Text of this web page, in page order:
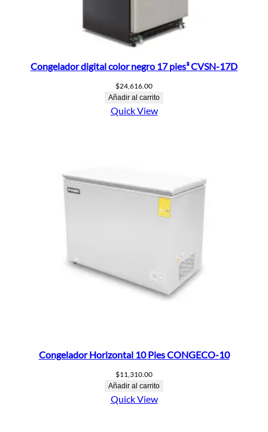
Congelador digital color negro 17 pies³ CVSN-17D
$24,616.00
Añadir al carrito
Quick View
Congelador Horizontal 10 Pies CONGECO-10
$11,310.00
Añadir al carrito
Quick View